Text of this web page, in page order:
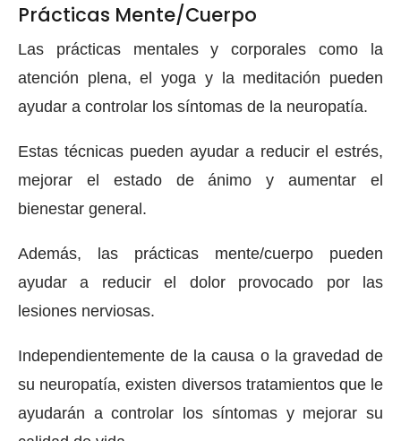
Prácticas Mente/Cuerpo
Las prácticas mentales y corporales como la
atención plena, el yoga y la meditación pueden
ayudar a controlar los síntomas de la neuropatía.
Estas técnicas pueden ayudar a reducir el estrés,
mejorar el estado de ánimo y aumentar el
bienestar general.
Además, las prácticas mente/cuerpo pueden
ayudar a reducir el dolor provocado por las
lesiones nerviosas.
Independientemente de la causa o la gravedad de
su neuropatía, existen diversos tratamientos que le
ayudarán a controlar los síntomas y mejorar su